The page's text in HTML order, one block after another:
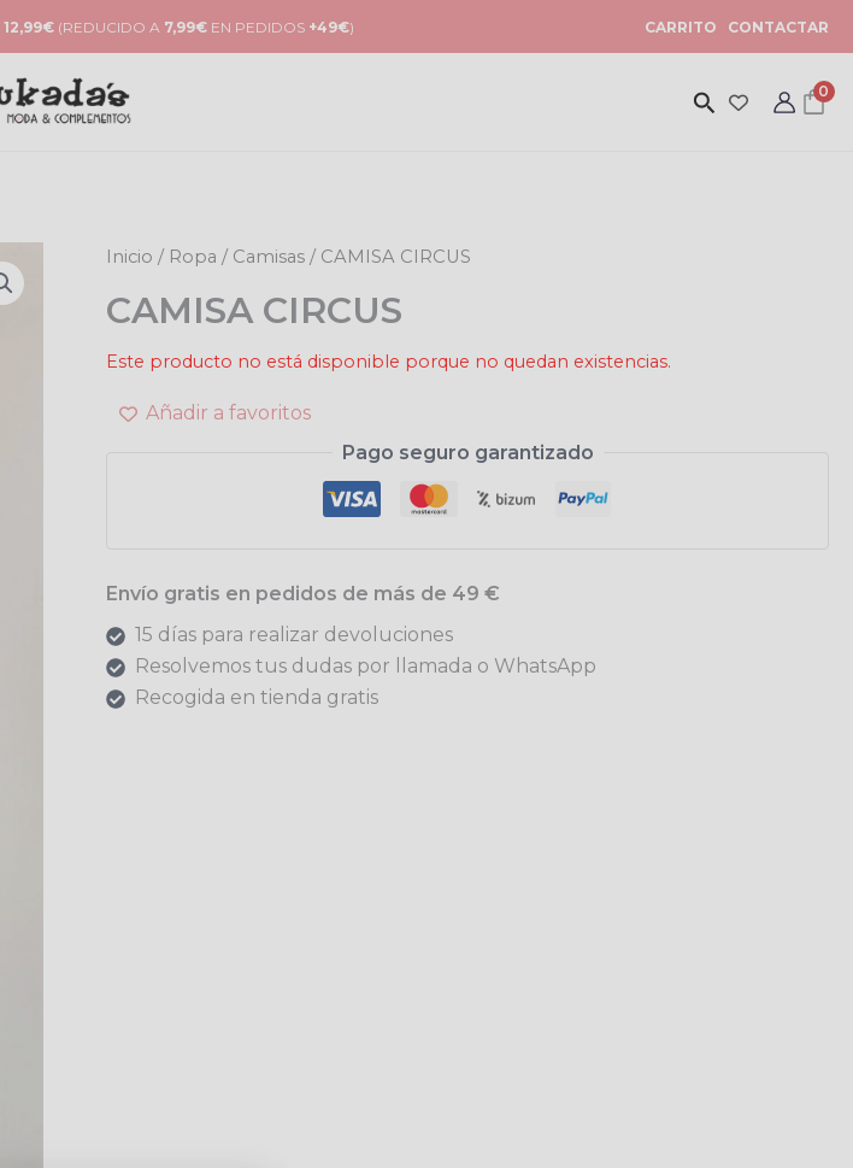
12,99€ (REDUCIDO A 7,99€ EN PEDIDOS +49€) CARRITO CONTACTAR
0
Inicio / Ropa / Camisas / CAMISA CIRCUS
CAMISA CIRCUS
Este producto no está disponible porque no quedan existencias.
Añadir a favoritos
Pago seguro garantizado
Envío gratis en pedidos de más de 49 €
15 días para realizar devoluciones
Resolvemos tus dudas por llamada o WhatsApp
Recogida en tienda gratis